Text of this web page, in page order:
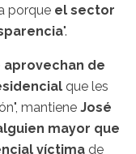
porque el sector
".
de
que les
mantiene José
mayor que
víctima de